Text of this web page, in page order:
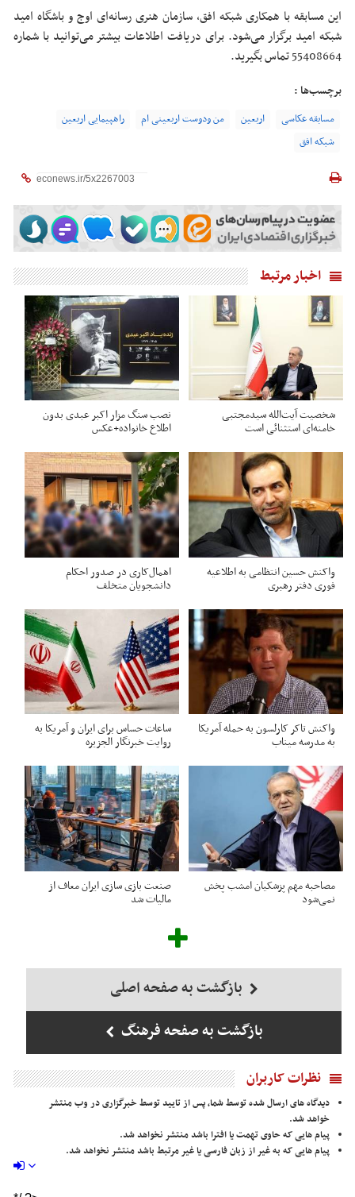
این مسابقه با همکاری شبکه افق، سازمان هنری رسانه‌ای اوج و باشگاه امید
شبکه امید برگزار می‌شود. برای دریافت اطلاعات بیشتر می‌توانید با شماره
55408664 تماس بگیرید.
برچسب‌ها :
مسابقه عکاسی اربعین من ودوست اربعینی ام
راهپیمایی اربعین
شبکه افق
اخبار مرتبط
شخصیت آیت‌الله سیدمجتبی
خامنه‌ای استثنائی است
نصب سنگ مزار اکبر عبدی بدون
اطلاع خانواده+عکس
واکنش حسین انتظامی به اطلاعیه
فوری دفتر رهبری
اهمال‌کاری در صدور احکام‌
دانشجویان متخلف
واکنش تاکر کارلسون به حمله آمریکا
به مدرسه میناب
ساعات حساس برای ایران و آمریکا به
روایت خبرنگار الجزیره
مصاحبه مهم پزشکیان امشب پخش
نمی‌شود
صنعت بازی سازی ایران معاف از
مالیات شد
بازگشت به صفحه اصلی
بازگشت به صفحه فرهنگ
نظرات کاربران
دیدگاه های ارسال شده توسط شما، پس از تایید توسط خبرگزاری در وب منتشر
خواهد شد.
پیام هایی که حاوی تهمت یا افترا باشد منتشر نخواهد شد.
پیام هایی که به غیر از زبان فارسی یا غیر مرتبط باشد منتشر نخواهد شد.